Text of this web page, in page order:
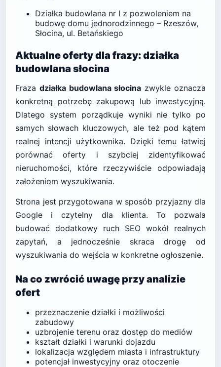
Działka budowlana nr I z pozwoleniem na
budowę domu jednorodzinnego – Rzeszów,
Słocina, ul. Betańskiego
Aktualne oferty dla frazy: działka
budowlana słocina
Fraza działka budowlana słocina zwykle oznacza
konkretną potrzebę zakupową lub inwestycyjną.
Dlatego system porządkuje wyniki nie tylko po
samych słowach kluczowych, ale też pod kątem
realnej intencji użytkownika. Dzięki temu łatwiej
porównać oferty i szybciej zidentyfikować
nieruchomości, które rzeczywiście odpowiadają
założeniom wyszukiwania.
Strona jest przygotowana w sposób przyjazny dla
Google i czytelny dla klienta. To pozwala
budować dodatkowy ruch SEO wokół realnych
zapytań, a jednocześnie skraca drogę od
wyszukiwania do wejścia w konkretne ogłoszenie.
Na co zwrócić uwagę przy analizie
ofert
przeznaczenie działki i możliwości
zabudowy
uzbrojenie terenu oraz dostęp do mediów
kształt działki i warunki dojazdu
lokalizacja względem miasta i infrastruktury
potencjał inwestycyjny oraz otoczenie